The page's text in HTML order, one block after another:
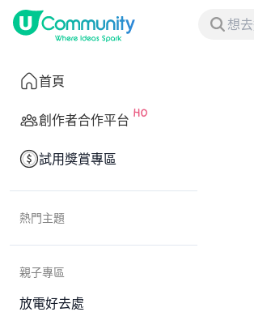
首頁
創作者合作平台
試用獎賞專區
熱門主題
親子專區
放電好去處